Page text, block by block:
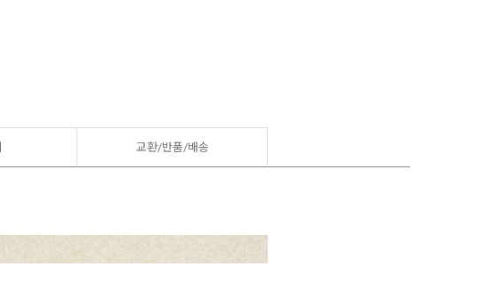
교환/반품/배송